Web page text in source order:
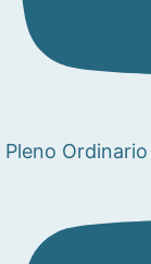
Pleno